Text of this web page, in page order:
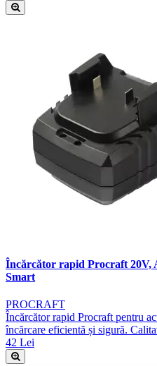
Încărcător rapid Procraft 20V,
Smart
PROCRAFT
Încărcător rapid Procraft pentru
încărcare eficientă și sigură.
42 Lei